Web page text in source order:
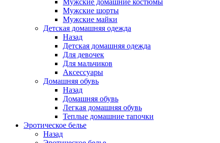
Мужские домашние костюмы
Мужские шорты
Мужские майки
Детская домашняя одежда
Назад
Детская домашняя одежда
Для девочек
Для мальчиков
Аксессуары
Домашняя обувь
Назад
Домашняя обувь
Легкая домашняя обувь
Теплые домашние тапочки
Эротическое белье
Назад